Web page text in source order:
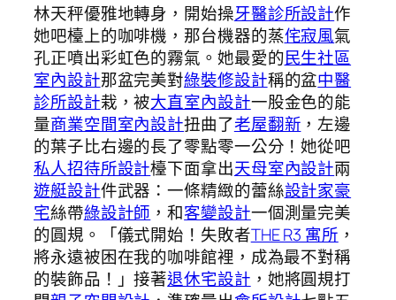
林天秤優雅地轉身，開始操牙醫診所設計作
她吧檯上的咖啡機，那台機器的蒸侘寂風氣
孔正噴出彩虹色的霧氣。她最愛的民生社區
室內設計那盆完美對綠裝修設計稱的盆中醫
診所設計栽，被大直室內設計一股金色的能
量商業空間室內設計扭曲了老屋翻新 ，左邊
的葉子比右邊的長了零點零一公分！她從吧
私人招待所設計檯下面拿出天母室內設計兩
遊艇設計件武器：一條精緻的蕾絲設計家豪
宅絲帶綠設計師 ，和客變設計一個測量完美
的圓規。「儀式開始！失敗者THE R3 寓所 ，
將永遠被困在我的咖啡館裡，成為最不對稱
的裝飾品！」接著退休宅設計 ，她將圓規打